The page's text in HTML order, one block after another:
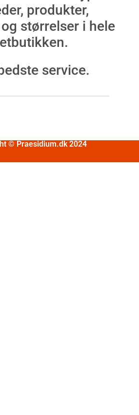
produkter,
størrelser i hele
service.
© Praesidium.dk 2024